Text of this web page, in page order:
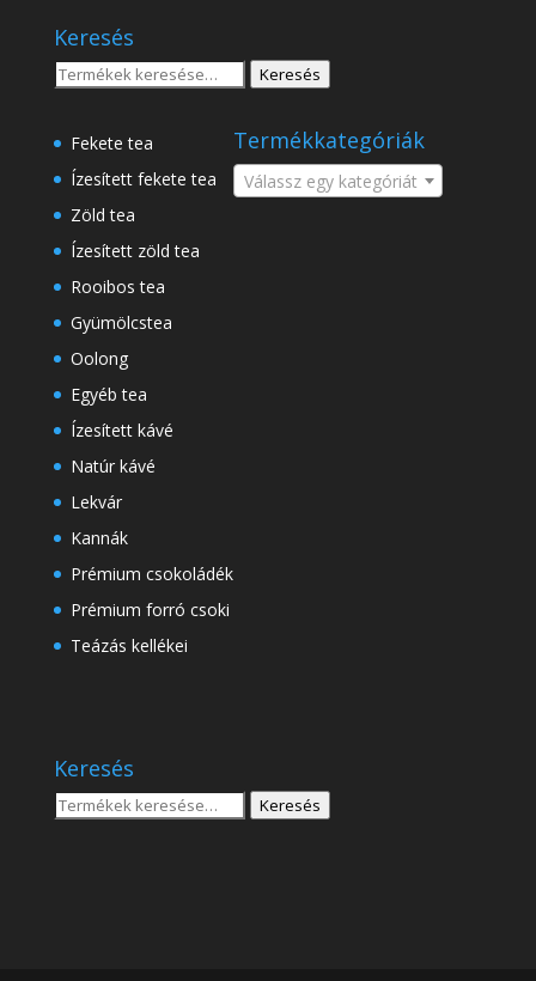
8
.500 Ft
Keresés
Keresés
Keresés
Fekete tea
Ízesített fekete tea
Zöld tea
Ízesített zöld tea
Rooibos tea
Gyümölcstea
Oolong
Egyéb tea
Ízesített kávé
Natúr kávé
Lekvár
Kannák
Prémium csokoládék
Prémium forró csoki
Teázás kellékei
Termékkategóriák
Válassz egy kategóriát
Keresés
Keresés
Keresés